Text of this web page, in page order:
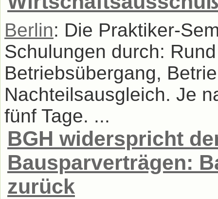
Berlin: Die Praktiker-
Schulungen durch:
Betriebsübergang,
Nachteilsausgleich. Je
fünf Tage. ...
BGH widerspricht
Bausparverträgen:
zurück